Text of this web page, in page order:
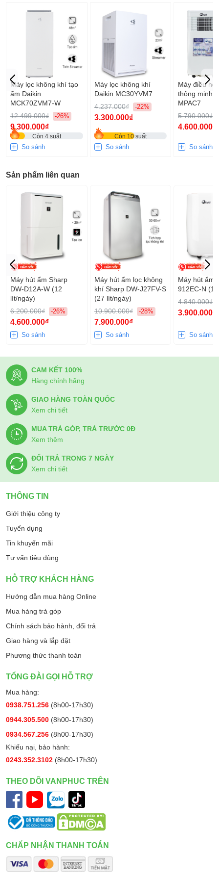
Máy lọc không khí tạo
ẩm Daikin
MCK70ZVM7-W
12.499.000₫
-26%
9.300.000₫
Còn 4 suất
So sánh
Máy lọc không khí
Daikin MC30YVM7
4.237.000₫
-22%
3.300.000₫
Còn 10 suất
So sánh
Máy điều
thông minh
MPAC7
5.790.000₫
4.600.000₫
So sánh
Sản phẩm liên quan
Máy hút ẩm Sharp
DW-D12A-W (12
lít/ngày)
6.200.000₫
-26%
4.600.000₫
So sánh
Máy hút ẩm lọc không
khí Sharp DW-J27FV-S
(27 lít/ngày)
10.900.000₫
-28%
7.900.000₫
So sánh
Máy hút ẩm
912EC-N
4.840.000₫
3.900.000₫
So sánh
CAM KẾT 100%
Hàng chính hãng
GIAO HÀNG TOÀN QUỐC
Xem chi tiết
MUA TRẢ GÓP, TRẢ TRƯỚC 0Đ
Xem thêm
ĐỔI TRẢ TRONG 7 NGÀY
Xem chi tiết
THÔNG TIN
Giới thiệu công ty
Tuyển dụng
Tin khuyến mãi
Tư vấn tiêu dùng
HỖ TRỢ KHÁCH HÀNG
Hướng dẫn mua hàng Online
Mua hàng trả góp
Chính sách bảo hành, đổi trả
Giao hàng và lắp đặt
Phương thức thanh toán
TỔNG ĐÀI GỌI HỖ TRỢ
Mua hàng:
0938.751.256 (8h00-17h30)
0944.305.500 (8h00-17h30)
0934.567.256 (8h00-17h30)
Khiếu nại, bảo hành:
0243.352.3102 (8h00-17h30)
THEO DÕI VANPHUC TRÊN
CHẤP NHẬN THANH TOÁN